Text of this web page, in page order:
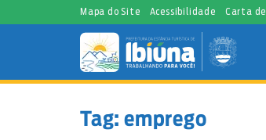
Mapa do Site Acessibilidade Carta
Tag: emprego